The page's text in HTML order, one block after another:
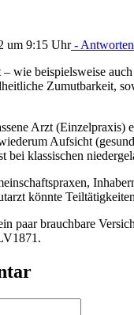
um 9:15 Uhr- Antworten
wie beispielsweise
Zumutbarkeit,
Arzt
Aufsicht
bei klassischen
könnte
paar brauchbare